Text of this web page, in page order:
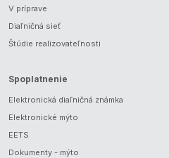
V príprave
Diaľničná sieť
Štúdie realizovateľnosti
Spoplatnenie
Elektronická diaľničná známka
Elektronické mýto
EETS
Dokumenty - mýto